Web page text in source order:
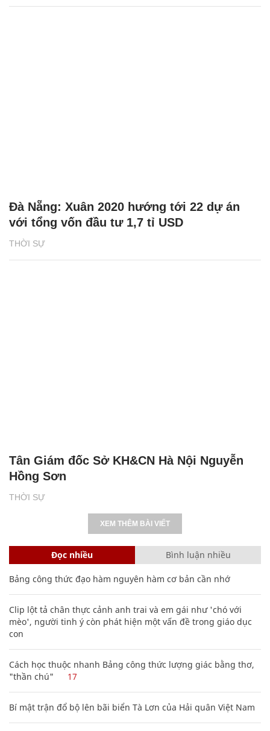
THỜI SỰ
Đà Nẵng: Xuân 2020 hướng tới 22 dự án
với tổng vốn đầu tư 1,7 tỉ USD
THỜI SỰ
Tân Giám đốc Sở KH&CN Hà Nội Nguyễn
Hồng Sơn
XEM THÊM BÀI VIẾT
Đọc nhiều Bình luận nhiều
Bảng công thức đạo hàm nguyên hàm cơ bản cần nhớ
Clip lột tả chân thực cảnh anh trai và em gái như 'chó với
mèo', người tinh ý còn phát hiện một vấn đề trong giáo dục
con
Cách học thuộc nhanh Bảng công thức lượng giác bằng thơ,
"thần chú"
17
Bí mật trận đổ bộ lên bãi biển Tà Lơn của Hải quân Việt Nam